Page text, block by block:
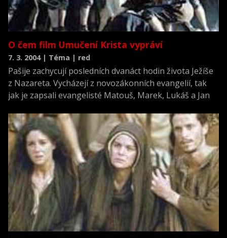
O čem film Umučení Krista vypráví
7. 3. 2004 | Téma | red
Pašije zachycují posledních dvanáct hodin života Ježíše
z Nazareta. Vycházejí z novozákonních evangelií, tak
jak je zapsali evangelisté Matouš, Marek, Lukáš a Jan